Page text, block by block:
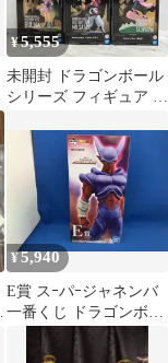
¥5,555
未開封 ドラゴンボール
シリーズ フィギュア ブ
LF8203 f111
¥5,940
E賞 スｰパｰジャネンバ
一番くじ ドラゴンボｰ
ル HISTORY OF THE
FILM ドラゴンボｰル